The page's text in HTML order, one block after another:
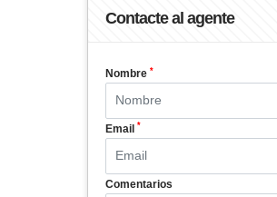
Contacte al agente
Nombre *
Email *
Comentarios